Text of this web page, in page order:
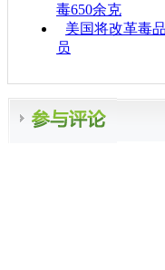
毒650余克
美国将改革毒
员